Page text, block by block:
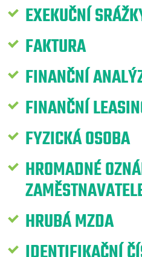
EXEKUČNÍ
FAKTURA
FINANČNÍ
FINANČNÍ
FYZICKÁ OSOBA
HROMADNÉ
HRUBÁ MZDA